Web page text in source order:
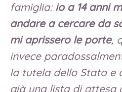
famiglia: io a 14 anni
andare a cercare da
mi aprissero le porte,
invece
la tutela dello Stato e
già una lista di attesa